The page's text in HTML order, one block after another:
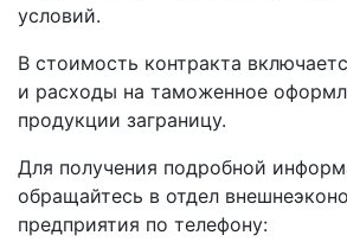
условий.
В стоимость контракта
и расходы на таможенное
продукции заграницу.
Для получения подробной
обращайтесь в отдел
предприятия по телефону: